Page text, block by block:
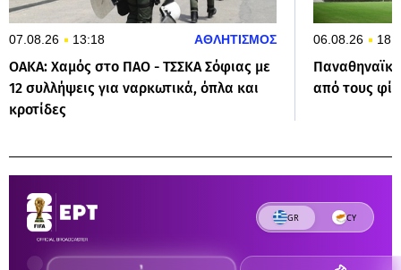
07.08.26 13:18 ΑΘΛΗΤΙΣΜΟΣ
ΟΑΚΑ: Χαμός στο ΠΑΟ - ΤΣΣΚΑ Σόφιας με
12 συλλήψεις για ναρκωτικά, όπλα και
κροτίδες
06.08.26
από τους